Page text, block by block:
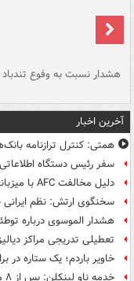
هشدار نسبت به وفوع تندباد
آخرین اخبار
همتی: کنترل ترازنامه
سفر رئیس دستگاه
دلیل مخالفت AFC با میزبانی آبی‌ها در عراق
سخنگوی ارتش: نظم ایرانی
هشدار الموسوی درباره
تعطیلی تدریجی مراکز
خاویر باردم؛ یک ستاره در
خدمه ناو لینکلن: پس از ۸ ماه حضور در دریا خسته و درمانده‌ شدیم